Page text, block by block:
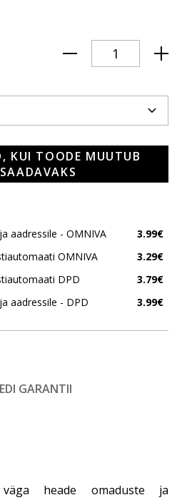
KUI TOODE MUUTUB
aadressile - OMNIVA
3.99€
OMNIVA
3.29€
DPD
3.79€
aadressile - DPD
3.99€
GARANTII
heade omaduste ja